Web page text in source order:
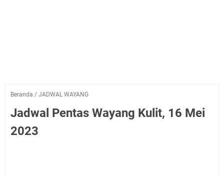
Beranda / JADWAL WAYANG
Jadwal Pentas Wayang Kulit, 16 Mei
2023